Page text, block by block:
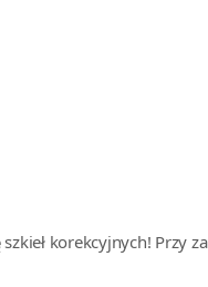
korekcyjnych!